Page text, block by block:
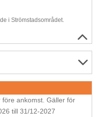
i Strömstadsområdet.
ankomst. Gäller för
till 31/12-2027